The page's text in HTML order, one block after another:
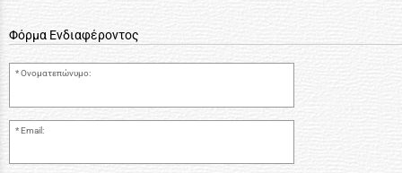
Φόρμα Ενδιαφέροντος
Ονοματεπώνυμο:
Email: